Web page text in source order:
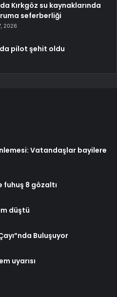
Kırkgöz su kaynaklarında
seferberliği
2026
pilot şehit oldu
Vatandaşlar bayilere
fuhuş 8 gözaltı
düştü
Buluşuyor
uyarısı